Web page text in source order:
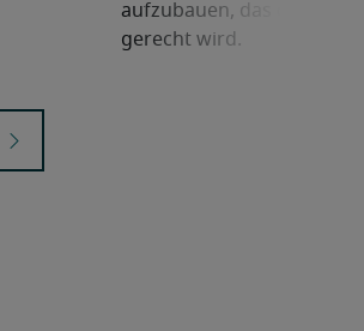
aufzubauen, das den
gerecht wird.